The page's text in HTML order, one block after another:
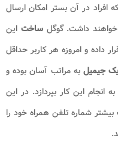
که افراد در آن بستر امکان ارسال
خواهند داشت. گوگلساخت این
داده و امروزه هر کاربر حداقل
جیمیلبه مراتب آسان بوده و
انجام این کار بپردازد. در این
شماره تلفن همراه خود را